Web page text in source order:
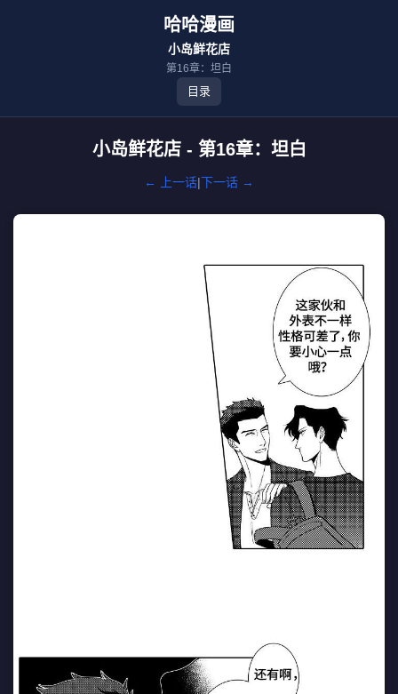
哈哈漫画
小岛鲜花店
第16章：坦白
目录
小岛鲜花店 - 第16章：坦白
← 上一话|下一话 →